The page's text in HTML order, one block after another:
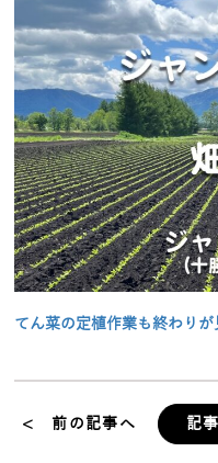
てん菜の定植作業も終わりが
< 前の記事へ 記